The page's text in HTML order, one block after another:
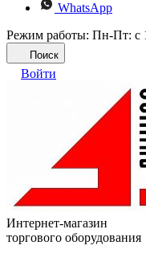
WhatsApp
Режим работы: Пн-Пт: с
Поиск
Войти
Интернет-магазин
торгового оборудования